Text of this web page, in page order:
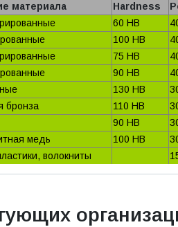
материала Hardness
60 HB
100 HB
75 HB
90 HB
130 HB
бронза 110 HB
90 HB
медь 100 HB
волокниты